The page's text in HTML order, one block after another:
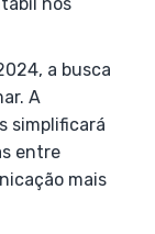
a busca
A
simplificará
entre
mais